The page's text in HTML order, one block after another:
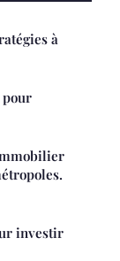
à
pour
investir